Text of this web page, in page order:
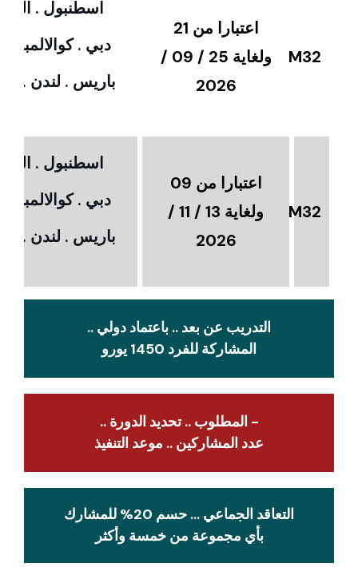
M32
اعتبارا من 21
ولغاية 25 / 09 /
2026
اسطنبول .
دبي .
باريس . لندن .
M32
اعتبارا من 09
ولغاية 13 / 11 /
2026
اسطنبول .
دبي .
باريس . لندن .
التدريب عن بعد .. باعتماد دولي ..
المشاركة للفرد 1450 يورو
- المطلوب .. تحديد الدورة ..
عدد المشاركين .. موعد التنفيذ
التعاقد الجماعي … حسم 20% للمشارك
بأي مجموعة من خمسة وأكثر